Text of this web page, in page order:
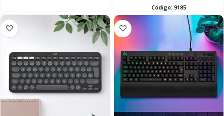
Código: 9185
SEGUÍ COMPRANDO